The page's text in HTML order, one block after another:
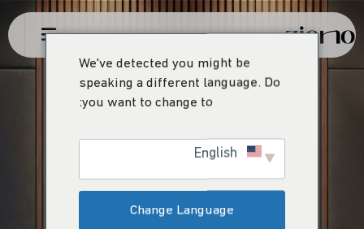
We've detected you might be
speaking a different language. Do
you want to change to:
Change Language